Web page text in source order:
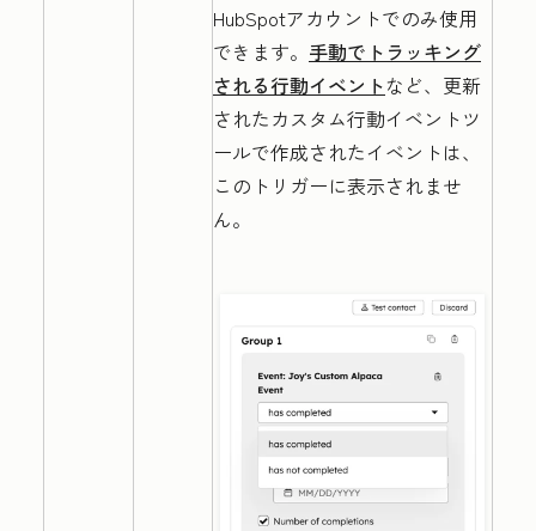
HubSpotアカウントでのみ使用
できます。 手動でトラッキング
される行動イベントなど、更新
されたカスタム行動イベントツ
ールで作成されたイベントは、
このトリガーに表示されませ
ん。